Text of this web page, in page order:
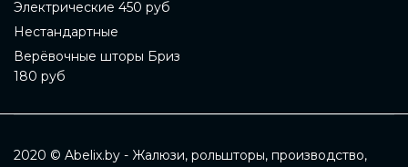
Электрические 450 руб
Нестандартные
Верёвочные шторы Бриз
180 руб
2020 © Abelix.by - Жалюзи, рольшторы, производство,